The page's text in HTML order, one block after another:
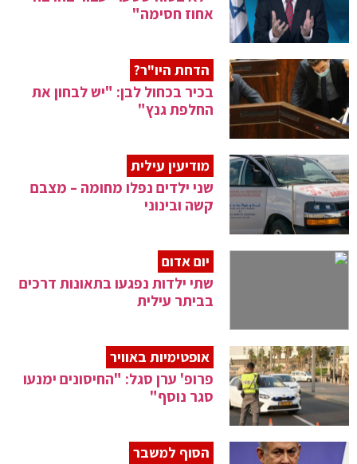
אחוז חסימה"
הדחת היו"ר?
בכיר בכחול לבן: "יש לבחון את
החלפת גנץ"
מודיעין עילית
שני ילדים נפלו מחומה – מצבם
קשה ובינוני
יום אדום
שתי ילדות נפגעו בתאונות דרכים
בביתר עילית
אופטימיות באוויר
פרופ' ערן סגל: "החיסונים ימנעו
סגר נוסף"
הסוף למשבר